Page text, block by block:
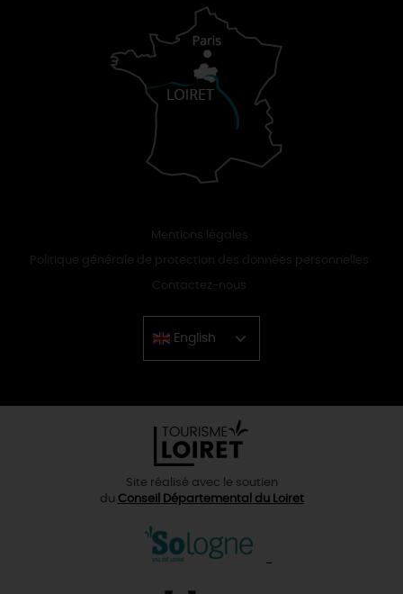
Mentions légales
Politique générale de protection des données personnelles
Contactez-nous
English
Chinese
Site réalisé avec le soutien
du Conseil Départemental du Loiret